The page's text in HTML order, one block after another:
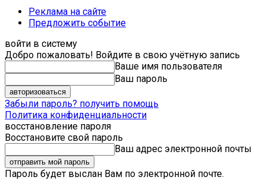
Реклама на сайте
Предложить событие
войти в систему
Добро пожаловать! Войдите в свою учётную запись
Ваше имя пользователя
Ваш пароль
Забыли пароль? получить помощь
Политика конфиденциальности
восстановление пароля
Восстановите свой пароль
Ваш адрес электронной почты
Пароль будет выслан Вам по электронной почте.